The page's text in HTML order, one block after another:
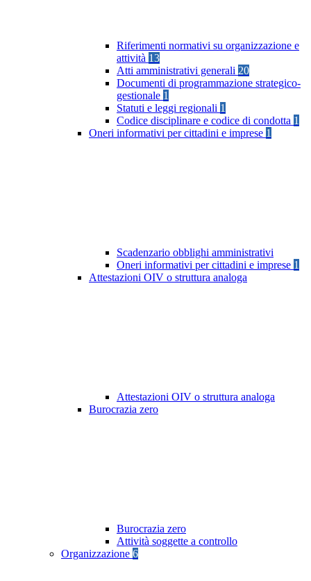
Riferimenti normativi su organizzazione e
attività 13
Atti amministrativi generali 20
Documenti di programmazione strategico-
gestionale 1
Statuti e leggi regionali 1
Codice disciplinare e codice di condotta 1
Oneri informativi per cittadini e imprese 1
Scadenzario obblighi amministrativi
Oneri informativi per cittadini e imprese 1
Attestazioni OIV o struttura analoga
Attestazioni OIV o struttura analoga
Burocrazia zero
Burocrazia zero
Attività soggette a controllo
Organizzazione 6